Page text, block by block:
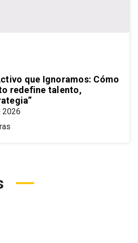
que Ignoramos: Cómo
redefine talento,
2026